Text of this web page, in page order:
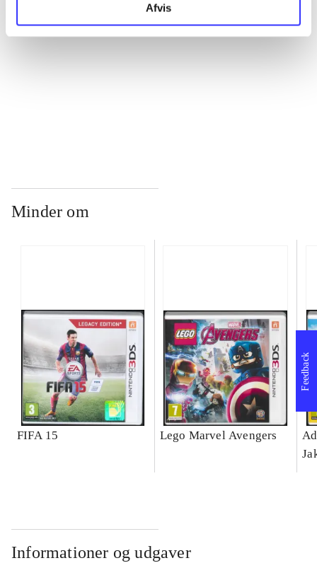
Afvis
Minder om
FIFA 15 Lego Marvel Avengers
Informationer og udgaver
Feedback